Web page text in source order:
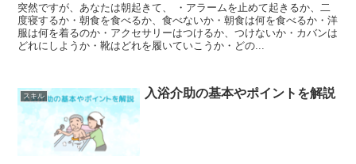
突然ですが、あなたは朝起きて、 ・アラームを止めて起きるか、二
度寝するか・朝食を食べるか、食べないか・朝食は何を食べるか・洋
服は何を着るのか・アクセサリーはつけるか、つけないか・カバンは
どれにしようか・靴はどれを履いていこうか・どの...
スキル 入浴介助の基本やポイントを解説